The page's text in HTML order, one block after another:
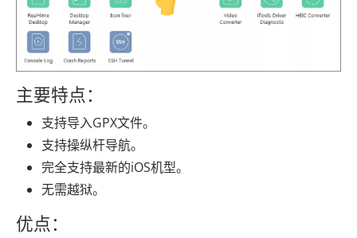
主要特点：
支持导入GPX文件。
支持操纵杆导航。
完全支持最新的iOS机型。
无需越狱。
优点：